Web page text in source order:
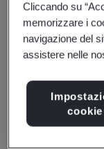
ISO/
Cliccando su
memorizzare i
navigazione del
assistere nelle
cookie